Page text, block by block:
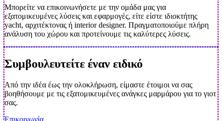
Μπορείτε να επικοινωνήσετε με την ομάδα μας για
εξατομικευμένες λύσεις και εφαρμογές, είτε είστε ιδιοκτήτης
yacht, αρχιτέκτονας ή interior designer. Πραγματοποιούμε πλήρη
ανάλυση του χώρου και προτείνουμε τις καλύτερες λύσεις.
Συμβουλευτείτε έναν ειδικό
Από την ιδέα έως την ολοκλήρωση, είμαστε έτοιμοι να σας
βοηθήσουμε με τις εξατομικευμένες ανάγκες μαρμάρου για το γιοτ
σας.
Επικοινωνία